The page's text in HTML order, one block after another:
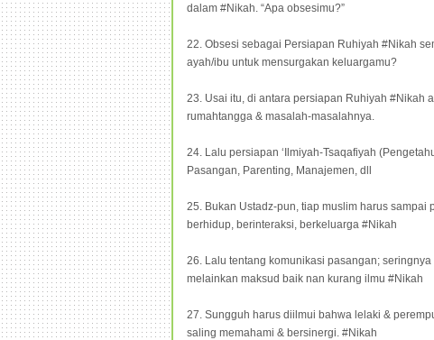
dalam #Nikah. “Apa obsesimu?”
22. Obsesi sebagai Persiapan Ruhiyah #Nikah
ayah/ibu untuk mensurgakan keluargamu?
23. Usai itu, di antara persiapan Ruhiyah #Nikah
rumahtangga & masalah-masalahnya.
24. Lalu persiapan ‘Ilmiyah-Tsaqafiyah
Pasangan, Parenting, Manajemen, dll
25. Bukan Ustadz-pun, tiap muslim harus sampai
berhidup, berinteraksi, berkeluarga #Nikah
26. Lalu tentang komunikasi pasangan;
melainkan maksud baik nan kurang ilmu #Nikah
27. Sungguh harus diilmui bahwa lelaki &
saling memahami & bersinergi. #Nikah